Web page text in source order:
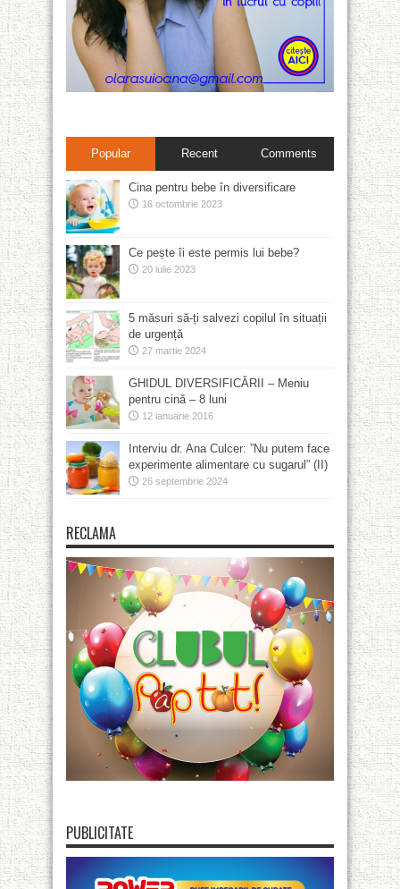
Popular Recent Comments
Cina pentru bebe în diversificare
16 octombrie 2023
Ce pește îi este permis lui bebe?
20 iulie 2023
5 măsuri să-ți salvezi copilul în situații
de urgență
27 martie 2024
GHIDUL DIVERSIFICĂRII – Meniu
pentru cină – 8 luni
12 ianuarie 2016
Interviu dr. Ana Culcer: ”Nu putem face
experimente alimentare cu sugarul” (II)
26 septembrie 2024
RECLAMA
PUBLICITATE